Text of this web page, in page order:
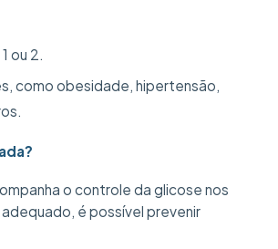
ou 2.
como obesidade, hipertensão,
o controle da glicose nos
é possível prevenir